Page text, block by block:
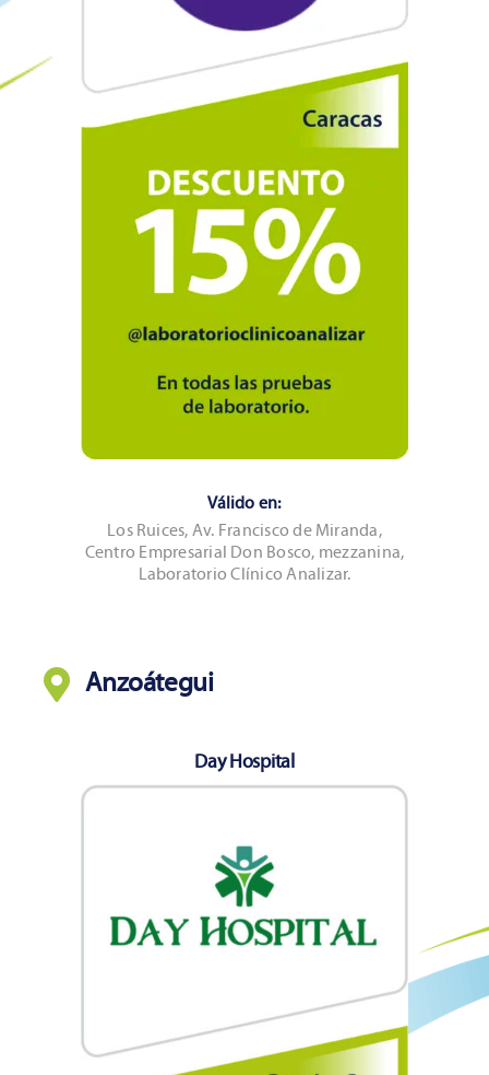
Válido en:
Los Ruices, Av. Francisco de Miranda,
Centro Empresarial Don Bosco, mezzanina,
Laboratorio Clínico Analizar.
Anzoátegui
Day Hospital